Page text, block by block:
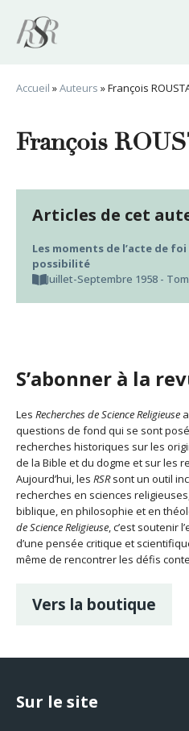
contenu
Accueil »Auteurs »François
François
Articles de cet
Les moments de l’acte de
possibilité
Juillet-Septembre 1958 -
S’abonner à la
Les Recherches de Science Religieuse
questions de fond qui se sont
recherches historiques sur les
de la Bible et du dogme et sur les
Aujourd’hui, les RSRsont un outil
recherches en sciences
biblique, en philosophie et en
de Science Religieuse, c’est soutenir
d’une pensée critique et
même de rencontrer les défis
Vers la boutique
Sur le site